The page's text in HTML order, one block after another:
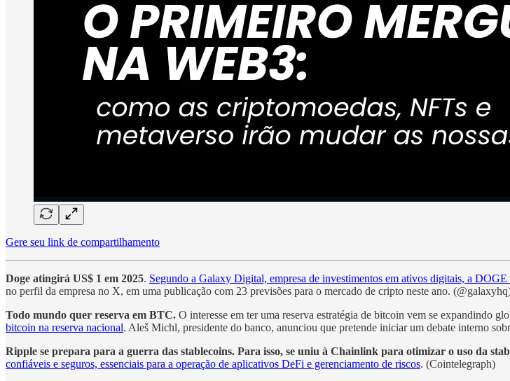
Gere seu link de compartilhamento
Doge atingirá US$ 1 em 2025. Segundo a Galaxy Digital, empresa de investimentos em ativos digitais, a
no perfil da empresa no X, em uma publicação com 23 previsões para o mercado de cripto neste ano.
Todo mundo quer reserva em BTC. O interesse em ter uma reserva estratégia de bitcoin vem se expandindo
bitcoin na reserva nacional. Aleš Michl, presidente do banco, anunciou que pretende iniciar um debate interno
Ripple se prepara para a guerra das stablecoins. Para isso, se uniu à Chainlink para otimizar o uso da
confiáveis e seguros, essenciais para a operação de aplicativos DeFi e gerenciamento de riscos. (Cointelegraph)